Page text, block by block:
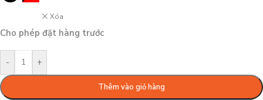
Xóa
Cho phép đặt hàng trước
- +
Thêm vào giỏ hàng